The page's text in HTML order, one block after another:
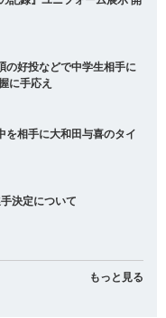
の好投などで中学生相手に
に手応え
を相手に大和田与喜のタイ
決定について
もっと見る